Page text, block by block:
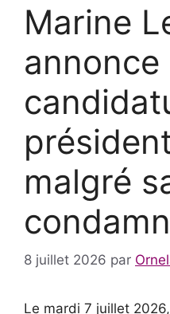
Marine
annonce
malgré
8 juillet 2026 par
Le mardi 7 juillet